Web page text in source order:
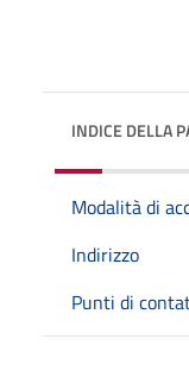
INDICE DELLA
Modalità di
Indirizzo
Punti di